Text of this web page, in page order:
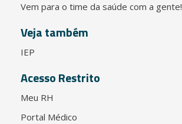
Vem para o time da saúde com a gente!
Veja também
IEP
Acesso Restrito
Meu RH
Portal Médico